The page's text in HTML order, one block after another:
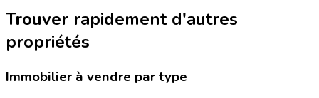
Trouver rapidement d'autres
propriétés
Immobilier à vendre par type